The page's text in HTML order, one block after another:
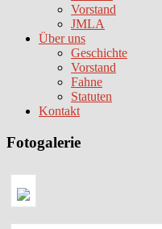
Vorstand
JMLA
Über uns
Geschichte
Vorstand
Fahne
Statuten
Kontakt
Fotogalerie